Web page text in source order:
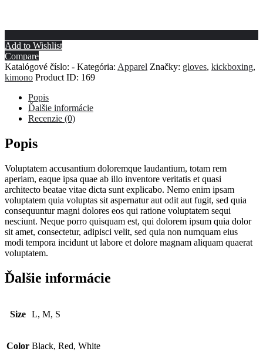
Add to Wishlist
Compare
Katalógové číslo: - Kategória: Apparel Značky: gloves, kickboxing,
kimono Product ID: 169
Popis
Ďalšie informácie
Recenzie (0)
Popis
Voluptatem accusantium doloremque laudantium, totam rem
aperiam, eaque ipsa quae ab illo inventore veritatis et quasi
architecto beatae vitae dicta sunt explicabo. Nemo enim ipsam
voluptatem quia voluptas sit aspernatur aut odit aut fugit, sed quia
consequuntur magni dolores eos qui ratione voluptatem sequi
nesciunt. Neque porro quisquam est, qui dolorem ipsum quia dolor
sit amet, consectetur, adipisci velit, sed quia non numquam eius
modi tempora incidunt ut labore et dolore magnam aliquam quaerat
voluptatem.
Ďalšie informácie
Size L, M, S
Color Black, Red, White